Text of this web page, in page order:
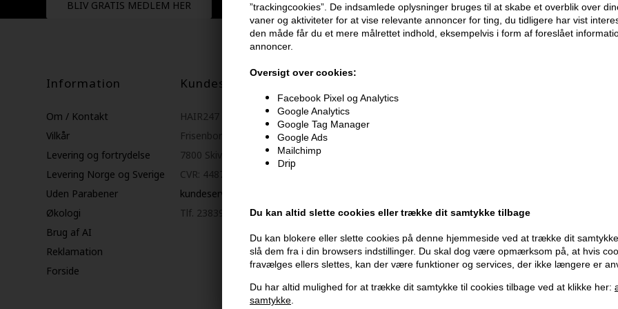
”trackingcookies”. De indsamlede oplysninger bruges til at skabe et overblik over
vaner og aktiviteter for at vise relevante annoncer for ting, du tidligere har vist
den måde får du et mere målrettet indhold, eksempelvis i form af foreslået
annoncer.
Oversigt over cookies:
Facebook Pixel og Analytics
Google Analytics
Google Tag Manager
Google Ads
Mailchimp
Drip
Du kan altid slette cookies eller trække dit samtykke tilbage
Du kan blokere eller slette cookies på denne hjemmeside ved at trække dit
slå dem fra i din browsers indstillinger. Du skal dog være opmærksom på, at hvis
fravælges ellers slettes, kan der være funktioner og services, der ikke længere er
Du har altid mulighed for at trække dit samtykke til cookies tilbage ved at klikke her:
samtykke.
BLIV GRATIS MEDLEM HER
Information
Om / Kontakt
Vilkår
Levering og fortrydelse
Levering Norge og Sverige
Uden Parabener
Økologi
Brug af AI
Reklamation
Forside
Kundeservice
HAIR247
Frisenborgvej 6A
7800 Skive
CVR: 44874253
kundeservice@hair247.dk
Tlf. 23839799 (hverdage 9-14)
Tilmeld dig nyhedsbrev - du kan altid afmelde det igen.
TILMELD
ConsentJeg accepterer vilkår og betingelser.
Læs mere her
Og